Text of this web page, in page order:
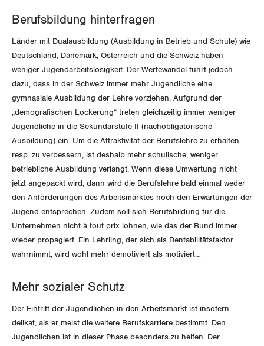
Jugendkommission
Migrationskommission
Beide Basel
Bern
Neuenburg
Schaffhausen
OFFENE STELLEN
Bücher/Broschüren
Berufsbildung hinterfragen
Länder mit Dualausbildung (Ausbildung in Betrieb und Schule) wie
Deutschland, Dänemark, Österreich und die Schweiz haben
weniger Jugendarbeitslosigkeit. Der Wertewandel führt jedoch
dazu, dass in der Schweiz immer mehr Jugendliche eine
gymnasiale Ausbildung der Lehre vorziehen. Aufgrund der
„demografischen Lockerung“ treten gleichzeitig immer weniger
Jugendliche in die Sekundarstufe II (nachobligatorische
Ausbildung) ein. Um die Attraktivität der Berufslehre zu erhalten
resp. zu verbessern, ist deshalb mehr schulische, weniger
betriebliche Ausbildung verlangt. Wenn diese Umwertung nicht
jetzt angepackt wird, dann wird die Berufslehre bald einmal weder
den Anforderungen des Arbeitsmarktes noch den Erwartungen der
Jugend entsprechen. Zudem soll sich Berufsbildung für die
Unternehmen nicht à tout prix lohnen, wie das der Bund immer
wieder propagiert. Ein Lehrling, der sich als Rentabilitätsfaktor
wahrnimmt, wird wohl mehr demotiviert als motiviert…
Mehr sozialer Schutz
Der Eintritt der Jugendlichen in den Arbeitsmarkt ist insofern
delikat, als er meist die weitere Berufskarriere bestimmt. Den
Jugendlichen ist in dieser Phase besonders zu helfen. Der